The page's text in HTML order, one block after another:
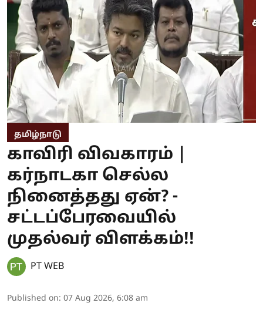
தமிழ்நாடு
காவிரி விவகாரம் |
கர்நாடகா செல்ல
நினைத்தது ஏன்? -
சட்டப்பேரவையில்
முதல்வர் விளக்கம்!!
PT WEB
Published on: 07 Aug 2026, 6:08 am